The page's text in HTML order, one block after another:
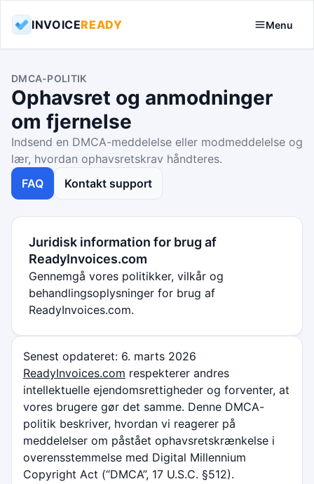
INVOICEREADY Menu
DMCA-POLITIK
Ophavsret og anmodninger
om fjernelse
Indsend en DMCA-meddelelse eller modmeddelelse og
lær, hvordan ophavsretskrav håndteres.
FAQ
Kontakt support
Juridisk information for brug af
ReadyInvoices.com
Gennemgå vores politikker, vilkår og
behandlingsoplysninger for brug af
ReadyInvoices.com.
Senest opdateret: 6. marts 2026
ReadyInvoices.com respekterer andres
intellektuelle ejendomsrettigheder og forventer, at
vores brugere gør det samme. Denne DMCA-
politik beskriver, hvordan vi reagerer på
meddelelser om påstået ophavsretskrænkelse i
overensstemmelse med Digital Millennium
Copyright Act (“DMCA”, 17 U.S.C. §512).